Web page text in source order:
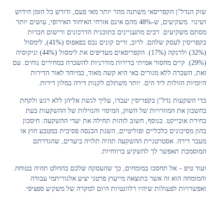
שוק הנדל"ן הקפריסאי משתנה מהר יותר מאי פעם, ודורש כל הזמן חידוש
ושינוי. משקיעים, ש-48% מהם אינם אזרחי האיחוד האירופי, עושים יותר
מסתם משקיעים. רבים מתעניינים בתוכנית הדרכונים ורישום חברות
בקפריסין לעסק שלהם. לרוב, זרים קונים נכס בפאפוס (41%), לימסול
(32%) ולרנקה (17%). הקפריסאים מעדיפים את לימסול (44%) וניקוסיה
(29%). קיים מחסור אמיתי בדירות מודרניות להשכרה במחירים נוחים. עם
זאת, השכרה ללא מגורים באי היא קשה מאוד, במיוחד לאור הדירות
היומיות הזולות ליד הים. יותר משתלם לקנות דירה במלון דירות.
כדי השקעות נדל"ן בקפריסין יעבדו, עליך לגשת אליהן ללא רגש ולקחת
בחשבון את המוזרויות של השוק, המיסוי והנזילות של ההשקעות בעת
בחירת אובייקט. בנוסף, חשוב לזהות תחילה את יעדי ההשקעה: חיסכון
בהון מסיכונים כלכליים ופוליטיים, השגת הכנסה פסיבית במטבע חוץ או
מעבר דירה. אסטרטגיית ההשקעה תהיה תלויה ביעדים, שהגדרתם
המוסמכת תאפשר לך להשקיע ברווחיות.
ועוד טיפ – אל תחסכו במומחים, כך שהעסקה שלכם בהחלט תהיה בטוחה.
והמומחה הוא זה אשר כתוצאה מייעוץ פרטני יציע אלגוריתמי עבודה
ואפשרויות לפעולות שיהיו רלוונטיות היום למקרה של משקיע ספציפי.